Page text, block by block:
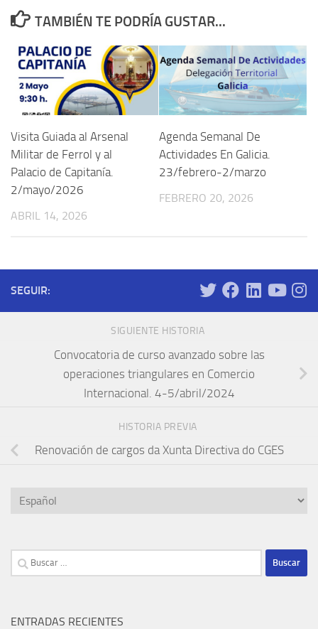
TAMBIÉN TE PODRÍA GUSTAR...
Visita Guiada al Arsenal
Militar de Ferrol y al
Palacio de Capitanía.
2/mayo/2026
ABRIL 14, 2026
Agenda Semanal De
Actividades En Galicia.
23/febrero-2/marzo
FEBRERO 20, 2026
SEGUIR:
SIGUIENTE HISTORIA
Convocatoria de curso avanzado sobre las
operaciones triangulares en Comercio
Internacional. 4-5/abril/2024
HISTORIA PREVIA
Renovación de cargos da Xunta Directiva do CGES
Elegir
Buscar:
ENTRADAS RECIENTES